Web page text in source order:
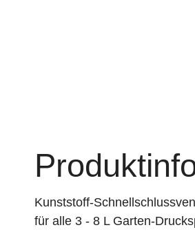
Kunststoff-
für alle 3 - 8 L Garten-